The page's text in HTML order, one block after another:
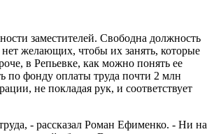
заместителей. Свободна должность
желающих, чтобы их занять, которые
в Репьевке, как можно понять ее
по фонду оплаты труда почти 2 млн
не покладая рук, и соответствует
- рассказал Роман Ефименко. - Ни на